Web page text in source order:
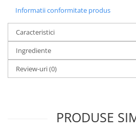
Informatii conformitate produs
Caracteristici
Ingrediente
Review-uri(0)
PRODUSE